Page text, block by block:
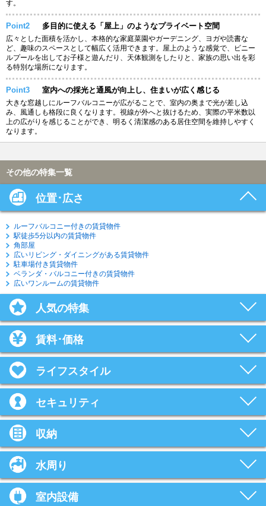
す。
Point2 多目的に使える「屋上」のようなプライベート空間
広々とした面積を活かし、本格的な家庭菜園やガーデニング、ヨガや読書な
ど、趣味のスペースとして幅広く活用できます。屋上のような感覚で、ビニー
ルプールを出してお子様と遊んだり、天体観測をしたりと、家族の思い出を彩
る特別な場所になります。
Point3 室内への採光と通風が向上し、住まいが広く感じる
大きな窓越しにルーフバルコニーが広がることで、室内の奥まで光が差し込
み、風通しも格段に良くなります。視線が外へと抜けるため、実際の平米数以
上の広がりを感じることができ、明るく清潔感のある居住空間を維持しやすく
なります。
その他の特集一覧
位置･広さ
ルーフバルコニー付きの賃貸物件
駅徒歩5分以内の賃貸物件
角部屋
広いリビング・ダイニングがある賃貸物件
駐車場付き賃貸物件
ベランダ・バルコニー付きの賃貸物件
広いワンルームの賃貸物件
人気の特集
賃料･価格
ライフスタイル
セキュリティ
収納
水周り
室内設備